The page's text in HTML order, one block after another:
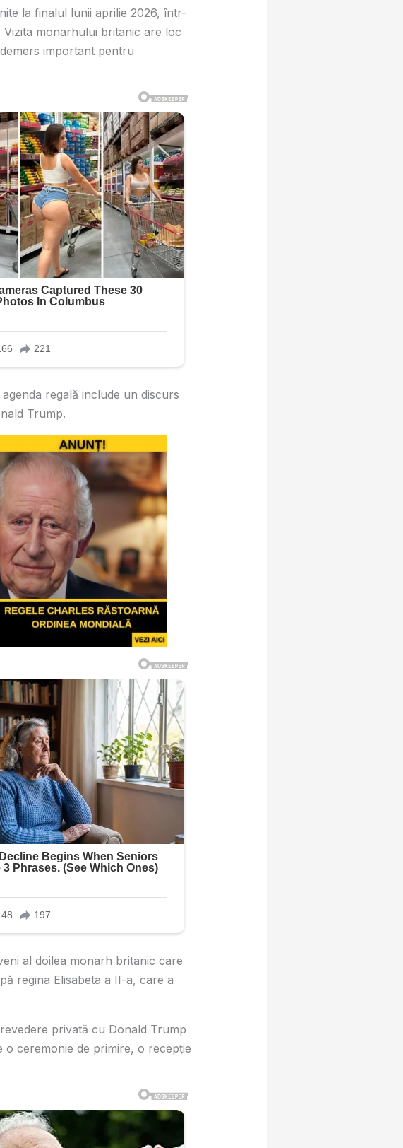
la finalul lunii aprilie 2026, într-
monarhului britanic are loc
important pentru
regală include un discurs
Trump.
al doilea monarh britanic care
regina Elisabeta a II-a, care a
privată cu Donald Trump
o ceremonie de primire, o recepție